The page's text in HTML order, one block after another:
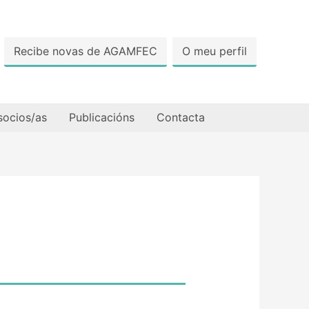
Recibe novas de AGAMFEC O meu perfil
as Publicacións Contacta